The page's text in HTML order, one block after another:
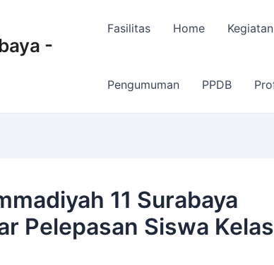
-
Fasilitas Home Kegiatan
Pengumuman PPDB
11 Surabaya
Pelepasan Siswa